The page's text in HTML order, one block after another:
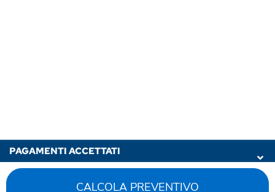
CALCOLA PREVENTIVO
PAGAMENTI ACCETTATI
Gheddi - P.IVA/C.Fisc 05998920960 - Tutti i prezzi indicati